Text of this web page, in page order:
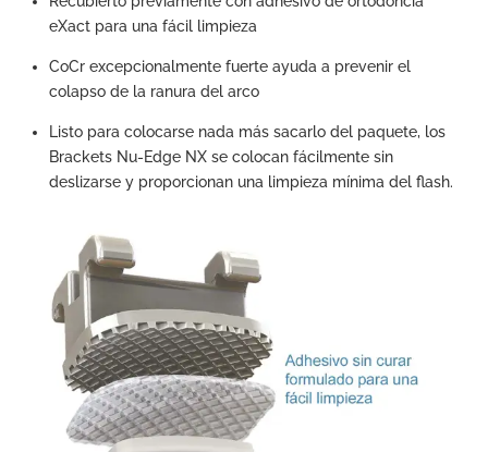
eXact para una fácil limpieza
CoCr excepcionalmente fuerte ayuda a prevenir el
colapso de la ranura del arco
Listo para colocarse nada más sacarlo del paquete, los
Brackets Nu-Edge NX se colocan fácilmente sin
deslizarse y proporcionan una limpieza mínima del flash.